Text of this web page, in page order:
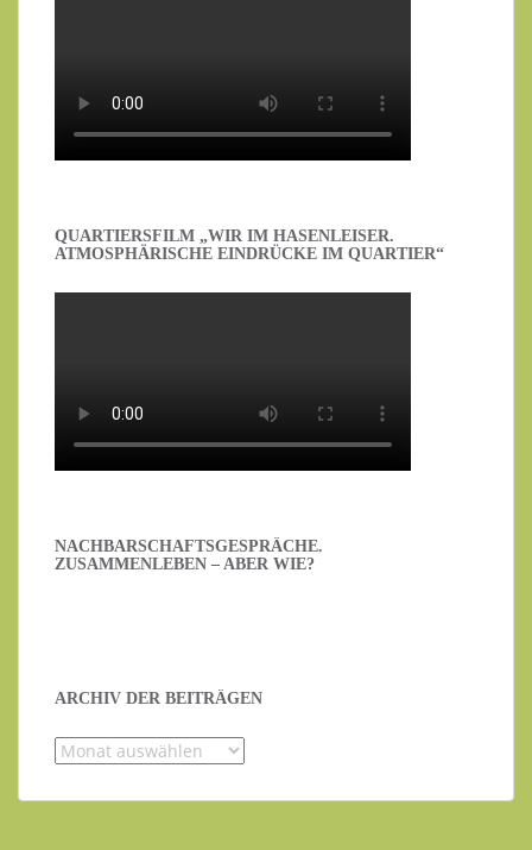
QUARTIERSFILM „WIR IM HASENLEISER.
ATMOSPHÄRISCHE EINDRÜCKE IM QUARTIER“
NACHBARSCHAFTSGESPRÄCHE.
ZUSAMMENLEBEN – ABER WIE?
ARCHIV DER BEITRÄGEN
Archiv
Beiträgen